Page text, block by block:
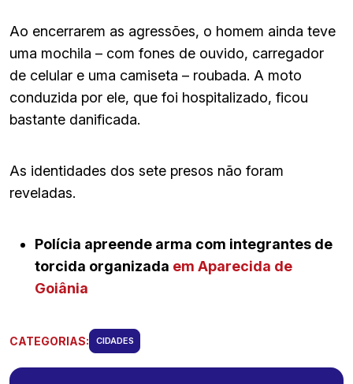
Ao encerrarem as agressões, o homem ainda teve
uma mochila – com fones de ouvido, carregador
de celular e uma camiseta – roubada. A moto
conduzida por ele, que foi hospitalizado, ficou
bastante danificada.
As identidades dos sete presos não foram
reveladas.
Polícia apreende arma com integrantes de
torcida organizada em Aparecida de
Goiânia
CATEGORIAS: CIDADES